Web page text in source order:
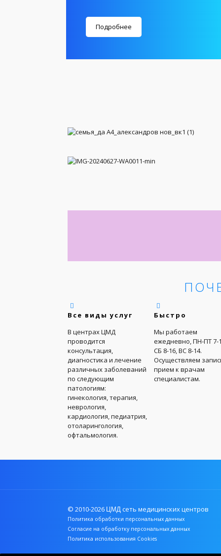
Подробнее
Все виды услуг
В центрах ЦМД
проводится
консультация,
диагностика и лечение
различных заболеваний
по следующим
патологиям:
гинекология, терапия,
неврология,
кардиология, педиатрия,
отоларингология,
офтальмология.
Быстро
Мы работаем
ежедневно, ПН-ПТ 7-
СБ 8-16, ВС 8-14.
Осуществляем
прием к врачам
специалистам.
© 2010-2026 ЦМД сеть медицинских центров
Политика обработки персональных данных
Согласие на обработку персональных данных
Политика использования Cookies